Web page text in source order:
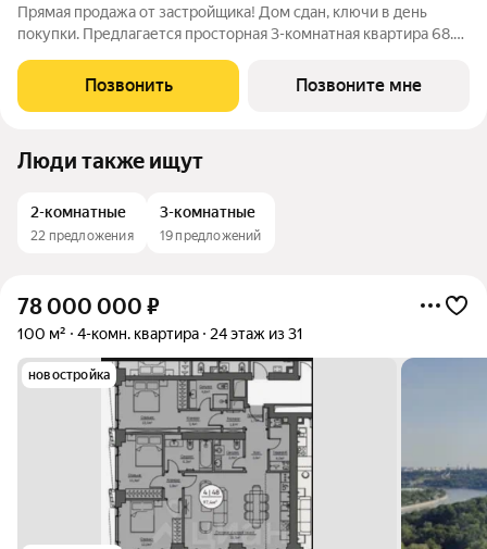
Прямая продажа от застройщика! Дом сдан, ключи в день
покупки. Предлагается просторная 3-комнатная квартира 68.6
небоскребе премиум-класса от Dominanta и MR. ТОП-ВИДЫ
НА 360: Воробьевы горы,
Позвонить Позвоните мне
Люди также ищут
2-комнатные
22 предложения
3-комнатные
19 предложений
78 000 000 ₽
100 м² 4-комн. квартира 24 этаж из 31
новостройка